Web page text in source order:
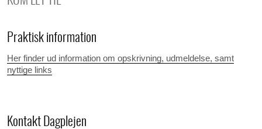
Praktisk information
Her finder ud information om opskrivning, udmeldelse, samt
nyttige links
Kontakt Dagplejen